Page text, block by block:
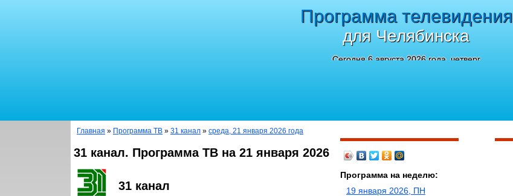
Программа телевидения
для Челябинска
Сегодня 6 августа 2026 года, четверг
Главная » Программа ТВ » 31 канал » среда, 21 января 2026 года
31 канал. Программа ТВ на 21 января 2026
31 канал
Программа на неделю:
19 января 2026, ПН